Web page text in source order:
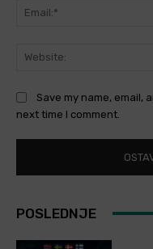
Save my name, email,
next time I comment.
POSLEDNJE